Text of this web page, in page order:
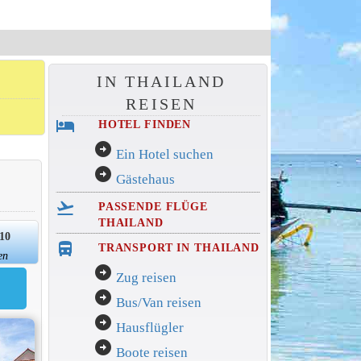
IN THAILAND
REISEN
hotel HOTEL FINDEN
arrow_circle_right Ein Hotel suchen
arrow_circle_right Gästehaus
flight_takeoff
PASSENDE FLÜGE
THAILAND
directions_bus_filled TRANSPORT IN THAILAND
arrow_circle_right Zug reisen
arrow_circle_right Bus/Van reisen
arrow_circle_right Hausflügler
arrow_circle_right Boote reisen